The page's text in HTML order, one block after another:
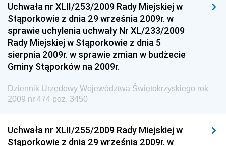
Dziennik Urzędowy Ministra Sportu
Dziennik Urzędowy Ministra Funduszy i Polityki
Regionalnej
Dziennik Urzędowy Ministra Aktywów Państwowych
Dziennik Urzędowy Ministra Zdrowia
Dziennik Urzędowy Ministra Środowiska i Głównego
Inspektora Ochrony Środowiska
Dziennik Urzędowy Ministerstwa Kultury, Dziedzictwa
Uchwała nr XLII/253/2009 Rady Miejskiej w
Stąporkowie z dnia 29 września 2009r. w
sprawie uchylenia uchwały Nr XL/233/2009
Rady Miejskiej w Stąporkowie z dnia 5
sierpnia 2009r. w sprawie zmian w budżecie
Gminy Stąporków na 2009r.
Dziennik Urzędowy Województwa Świętokrzyskiego rok
2009 nr 474 poz. 3450
Uchwała nr XLII/255/2009 Rady Miejskiej w
Stąporkowie z dnia 29 września 2009r. w